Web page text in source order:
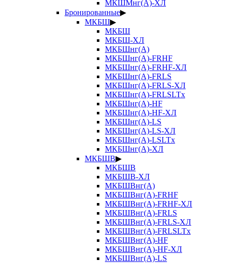
МКШМнг(А)-ХЛ
Бронированные▶
МКБШ▶
МКБШ
МКБШ-ХЛ
МКБШнг(А)
МКБШнг(А)-FRHF
МКБШнг(А)-FRHF-ХЛ
МКБШнг(А)-FRLS
МКБШнг(А)-FRLS-ХЛ
МКБШнг(А)-FRLSLTx
МКБШнг(А)-HF
МКБШнг(А)-HF-ХЛ
МКБШнг(А)-LS
МКБШнг(А)-LS-ХЛ
МКБШнг(А)-LSLTx
МКБШнг(А)-ХЛ
МКБШВ▶
МКБШВ
МКБШВ-ХЛ
МКБШВнг(А)
МКБШВнг(А)-FRHF
МКБШВнг(А)-FRHF-ХЛ
МКБШВнг(А)-FRLS
МКБШВнг(А)-FRLS-ХЛ
МКБШВнг(А)-FRLSLTx
МКБШВнг(А)-HF
МКБШВнг(А)-HF-ХЛ
МКБШВнг(А)-LS